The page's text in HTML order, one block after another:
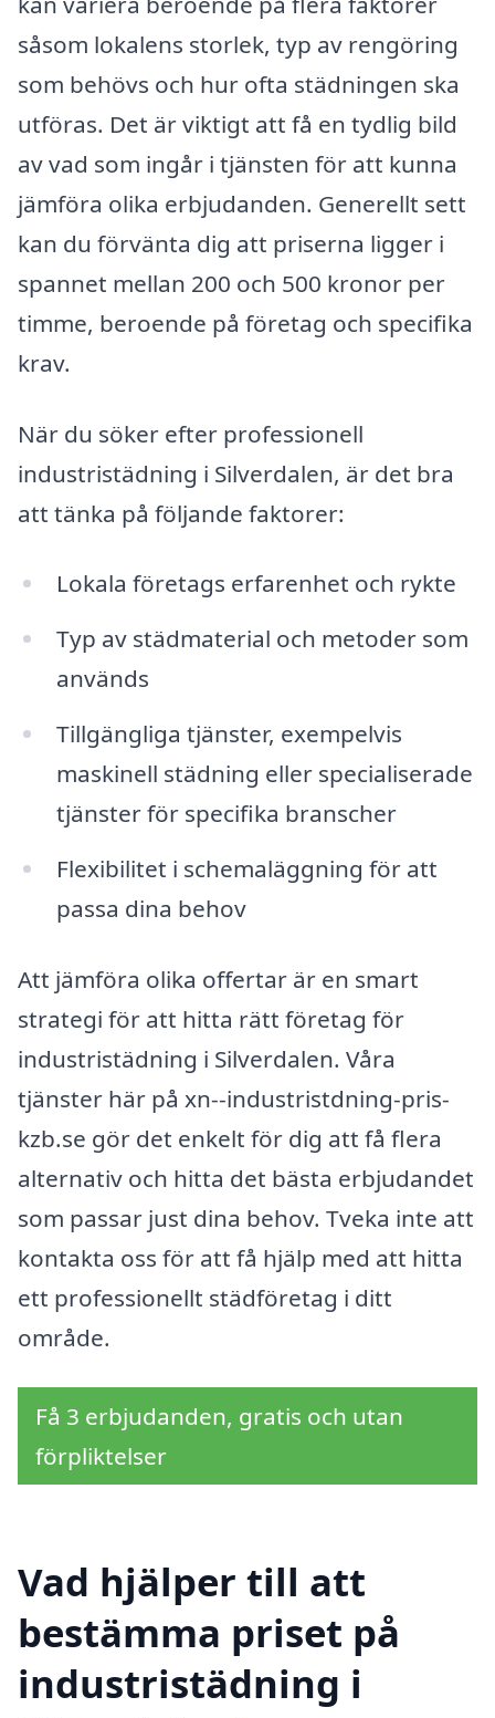
såsom lokalens storlek, typ av rengöring
som behövs och hur ofta städningen ska
utföras. Det är viktigt att få en tydlig bild
av vad som ingår i tjänsten för att kunna
jämföra olika erbjudanden. Generellt sett
kan du förvänta dig att priserna ligger i
spannet mellan 200 och 500 kronor per
timme, beroende på företag och specifika
krav.
När du söker efter professionell
industristädning i Silverdalen, är det bra
att tänka på följande faktorer:
Lokala företags erfarenhet och rykte
Typ av städmaterial och metoder som
används
Tillgängliga tjänster, exempelvis
maskinell städning eller specialiserade
tjänster för specifika branscher
Flexibilitet i schemaläggning för att
passa dina behov
Att jämföra olika offertar är en smart
strategi för att hitta rätt företag för
industristädning i Silverdalen. Våra
tjänster här på xn--industristdning-pris-
kzb.se gör det enkelt för dig att få flera
alternativ och hitta det bästa erbjudandet
som passar just dina behov. Tveka inte att
kontakta oss för att få hjälp med att hitta
ett professionellt städföretag i ditt
område.
Få 3 erbjudanden, gratis och utan
förpliktelser
Vad hjälper till att
bestämma priset på
industristädning i